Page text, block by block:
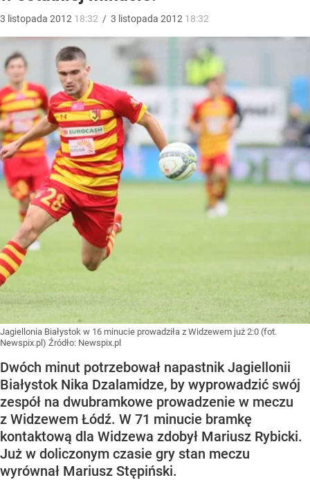
3 listopada 2012 18:32 / 3 listopada 2012 18:32
Jagiellonia Białystok w 16 minucie prowadziła z Widzewem już 2:0 (fot.
Newspix.pl) Źródło: Newspix.pl
Dwóch minut potrzebował napastnik Jagiellonii
Białystok Nika Dzalamidze, by wyprowadzić swój
zespół na dwubramkowe prowadzenie w meczu
z Widzewem Łódź. W 71 minucie bramkę
kontaktową dla Widzewa zdobył Mariusz Rybicki.
Już w doliczonym czasie gry stan meczu
wyrównał Mariusz Stępiński.